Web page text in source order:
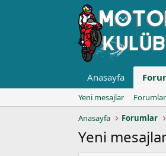
Anasayfa
Yeni mesajlar
Anasayfa
Forumlar
Yeni